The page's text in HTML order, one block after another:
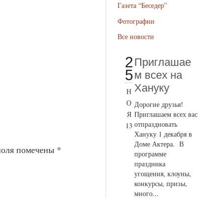
помечены *
Газета “Беседер”
Фотографии
Все новости
2
5
Н
О
Я
13
Приглашае
м всех на
Хануку
Дорогие друзья!
Приглашаем всех вас
отпраздновать
Хануку 1 декабря в
Доме Актера. В
программе
праздника
угощения, клоуны,
конкурсы, призы,
много...